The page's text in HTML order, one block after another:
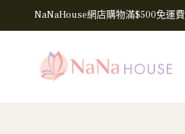
NaNaHouse網店購物滿$500免運費